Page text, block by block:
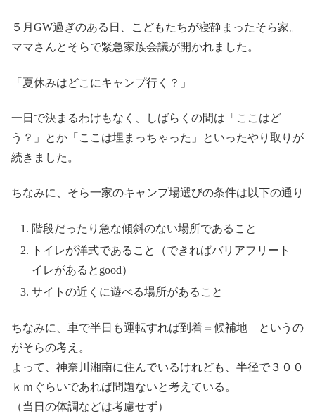
５月GW過ぎのある日、こどもたちが寝静まったそら家。
ママさんとそらで緊急家族会議が開かれました。
「夏休みはどこにキャンプ行く？」
一日で決まるわけもなく、しばらくの間は「ここはど
う？」とか「ここは埋まっちゃった」といったやり取りが
続きました。
ちなみに、そら一家のキャンプ場選びの条件は以下の通り
階段だったり急な傾斜のない場所であること
トイレが洋式であること（できればバリアフリート
イレがあるとgood）
サイトの近くに遊べる場所があること
ちなみに、車で半日も運転すれば到着＝候補地 というの
がそらの考え。
よって、神奈川湘南に住んでいるけれども、半径で３００
ｋｍぐらいであれば問題ないと考えている。
（当日の体調などは考慮せず）